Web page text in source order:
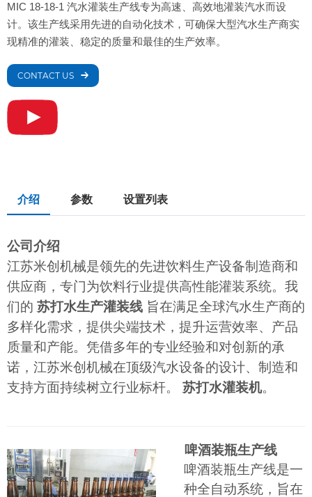
MIC 18-18-1 汽水灌装生产线专为高速、高效地灌装汽水而设
计。该生产线采用先进的自动化技术，可确保大型汽水生产商实
现精准的灌装、稳定的质量和最佳的生产效率。
CONTACT US
介绍 参数 设置列表
公司介绍
江苏米创机械是领先的先进饮料生产设备制造商和
供应商，专门为饮料行业提供高性能灌装系统。我
们的 苏打水生产灌装线 旨在满足全球汽水生产商的
多样化需求，提供尖端技术，提升运营效率、产品
质量和产能。凭借多年的专业经验和对创新的承
诺，江苏米创机械在顶级汽水设备的设计、制造和
支持方面持续树立行业标杆。 苏打水灌装机。
啤酒装瓶生产线
啤酒装瓶生产线是一
种全自动系统，旨在